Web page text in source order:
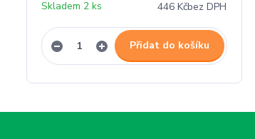
446 Kčbez DPH
Skladem 2 ks
Přidat do košíku